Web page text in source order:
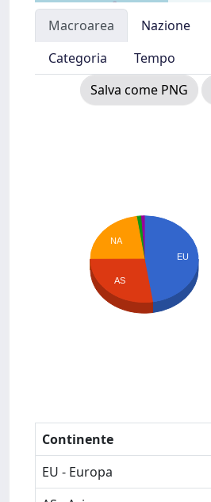
Macroarea Nazione
Categoria
Tempo
Salva come PNG
EU
NA
AS
Continente
EU - Europa